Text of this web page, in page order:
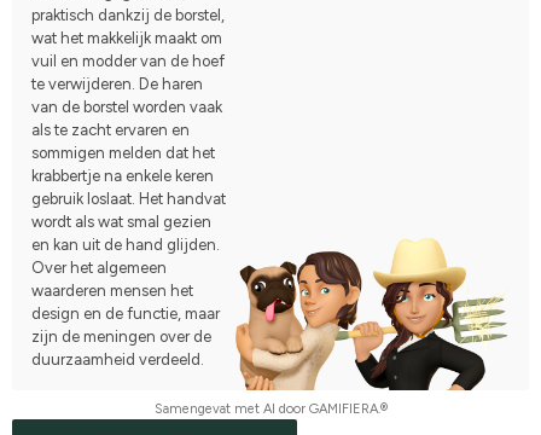
praktisch dankzij de borstel,
wat het makkelijk maakt om
vuil en modder van de hoef
te verwijderen. De haren
van de borstel worden vaak
als te zacht ervaren en
sommigen melden dat het
krabbertje na enkele keren
gebruik loslaat. Het handvat
wordt als wat smal gezien
en kan uit de hand glijden.
Over het algemeen
waarderen mensen het
design en de functie, maar
zijn de meningen over de
duurzaamheid verdeeld.
Samengevat met AI door GAMIFIERA.®